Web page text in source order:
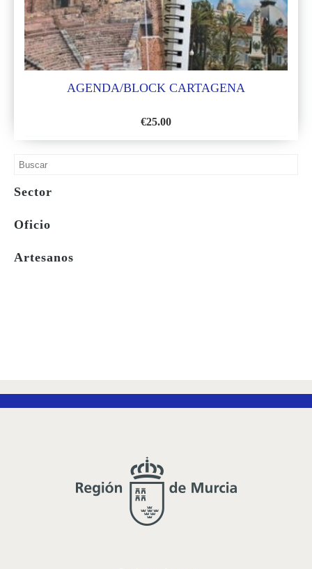
AGENDA/BLOCK CARTAGENA
€25.00
Sector
Oficio
Artesanos